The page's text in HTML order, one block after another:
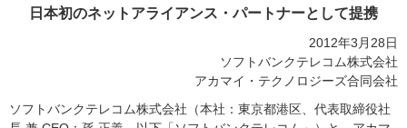
日本初のネットアライアンス・パートナーとして提携
2012年3月28日
ソフトバンクテレコム株式会社
アカマイ・テクノロジーズ合同会社
ソフトバンクテレコム株式会社（本社：東京都港区、代表取締役社